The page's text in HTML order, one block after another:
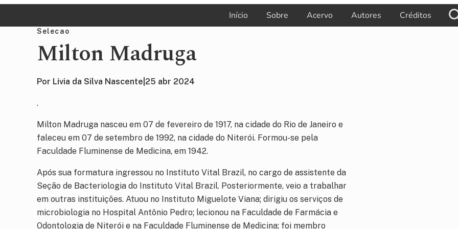
Pular
navegação
Skip
Início Sobre Acervo Autores Créditos
Selecao
Milton Madruga
Por Livia da Silva Nascente 25 abr 2024
.
Milton Madruga nasceu em 07 de fevereiro de 1917, na cidade do Rio de Janeiro e
faleceu em 07 de setembro de 1992, na cidade do Niterói. Formou-se pela
Faculdade Fluminense de Medicina, em 1942.
Após sua formatura ingressou no Instituto Vital Brazil, no cargo de assistente da
Seção de Bacteriologia do Instituto Vital Brazil. Posteriormente, veio a trabalhar
em outras instituições. Atuou no Instituto Miguelote Viana; dirigiu os serviços de
microbiologia no Hospital Antônio Pedro; lecionou na Faculdade de Farmácia e
Odontologia de Niterói e na Faculdade Fluminense de Medicina; foi membro